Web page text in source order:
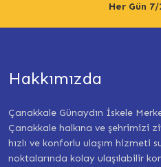
Her Gün
Hakkımızda
Çanakkale Günaydın İskele
Çanakkale halkına ve şehrimizi
hızlı ve konforlu ulaşım hizmeti
noktalarında kolay ulaşılabilir